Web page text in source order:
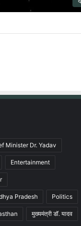
Minister Dr. Yadav
Entertainment
Pradesh Politics
मुख्यमंत्री डॉ. यादव